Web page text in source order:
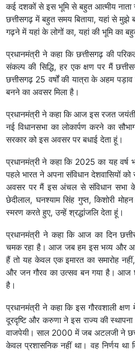
कई दशकों से इस भूमि से बहुत आत्मीय नाता
छत्तीसगढ़ में बहुत समय बिताया, यहां से
गढ़ने में यहां के लोगों का, यहां की भूमि का
प्रधानमंत्री ने कहा कि छत्तीसगढ़ की
संकल्प की सिद्धि, हर एक क्षण पर मैं
छत्तीसगढ़ 25 वर्षों की यात्रा के अहम
बनने का अवसर मिला है।
प्रधानमंत्री ने कहा कि आज इस रजत
नई विधानसभा का लोकार्पण करने का
सरकार को इस अवसर पर बधाई देता हूं।
प्रधानमंत्री ने कहा कि 2025 का यह वर्ष
पहले भारत ने अपना संविधान देशवासियों
अवसर पर मैं इस अंचल से संविधान सभा
छेदीलाल, घनश्याम सिंह गुप्त, किशोरी
स्मरण करते हुए, उन्हें श्रद्धांजलि देता हूं।
प्रधानमंत्री ने कहा कि आज का दिन
चमक रहा है। आज जब हम इस भव्य और
हैं तो यह केवल एक इमारत का समारोह
और जन गौरव का उत्सव बन गया है। आज
है।
प्रधानमंत्री ने कहा कि इस गौरवशाली
दूरदृष्टि और करुणा ने इस राज्य की
वाजपेयी। साल 2000 में जब अटलजी ने
केवल प्रशासनिक नहीं था। वह निर्णय था